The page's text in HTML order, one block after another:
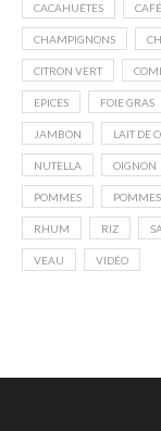
CACAHUÈTES CAFÉ
CHAMPIGNONS
CITRON VERT
EPICES FOIE GRAS
JAMBON LAIT DE
NUTELLA OIGNON
POMMES
RHUM RIZ
VEAU VIDÉO